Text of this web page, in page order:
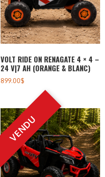
VOLT RIDE ON RENAGATE 4 × 4 –
24 V|7 AH (ORANGE & BLANC)
899.00$